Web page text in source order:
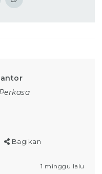
Bagikan
1 minggu lalu